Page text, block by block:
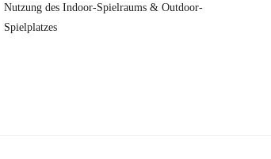
Nutzung des Indoor-Spielraums & Outdoor-
Spielplatzes